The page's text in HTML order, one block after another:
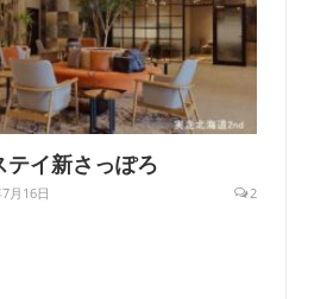
テイ新さっぽろ
月16日 2